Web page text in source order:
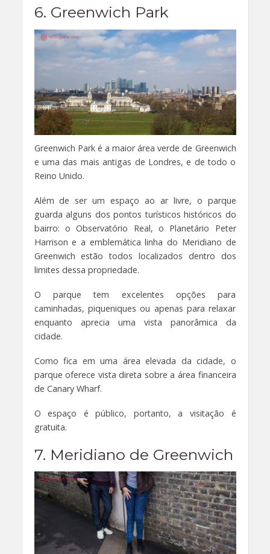
6. Greenwich Park
Greenwich Park é a maior área verde de Greenwich
e uma das mais antigas de Londres, e de todo o
Reino Unido.
Além de ser um espaço ao ar livre, o parque
guarda alguns dos pontos turísticos históricos do
bairro: o Observatório Real, o Planetário Peter
Harrison e a emblemática linha do Meridiano de
Greenwich estão todos localizados dentro dos
limites dessa propriedade.
O parque tem excelentes opções para
caminhadas, piqueniques ou apenas para relaxar
enquanto aprecia uma vista panorâmica da
cidade.
Como fica em uma área elevada da cidade, o
parque oferece vista direta sobre a área financeira
de Canary Wharf.
O espaço é público, portanto, a visitação é
gratuita.
7. Meridiano de Greenwich